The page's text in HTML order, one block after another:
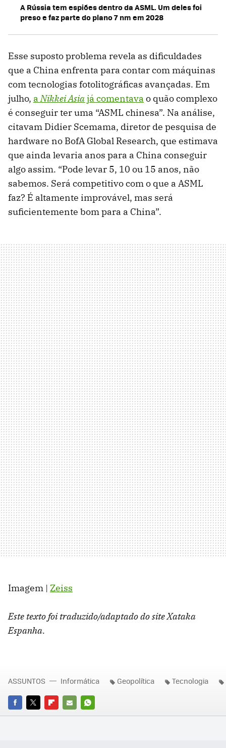
A Rússia tem espiões dentro da ASML. Um deles foi
preso e faz parte do plano 7 nm em 2028
Esse suposto problema revela as dificuldades
que a China enfrenta para contar com máquinas
com tecnologias fotolitográficas avançadas. Em
julho, aNikkei Asiajá comentava o quão complexo
é conseguir ter uma “ASML chinesa”. Na análise,
citavam Didier Scemama, diretor de pesquisa de
hardware no BofA Global Research, que estimava
que ainda levaria anos para a China conseguir
algo assim. “Pode levar 5, 10 ou 15 anos, não
sabemos. Será competitivo com o que a ASML
faz? É altamente improvável, mas será
suficientemente bom para a China”.
Imagem | Zeiss
Este texto foi traduzido/adaptado do site Xataka
Espanha.
FACEBOOK
TWITTERFLIPBOARD
E-
WHATSAPP
ASSUNTOS Informática Geopolítica Tecnologia